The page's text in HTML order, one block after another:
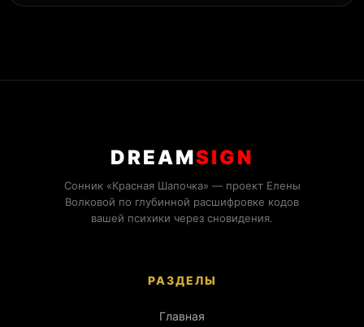
DREAMSIGN
Сонник «Красная Шапочка» — проект Елены
Волковой по глубинной расшифровке кодов
вашей психики через сновидения.
РАЗДЕЛЫ
Главная